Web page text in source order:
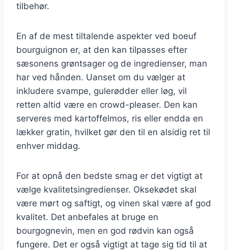
tilbehør.
En af de mest tiltalende aspekter ved boeuf
bourguignon er, at den kan tilpasses efter
sæsonens grøntsager og de ingredienser, man
har ved hånden. Uanset om du vælger at
inkludere svampe, gulerødder eller løg, vil
retten altid være en crowd-pleaser. Den kan
serveres med kartoffelmos, ris eller endda en
lækker gratin, hvilket gør den til en alsidig ret til
enhver middag.
For at opnå den bedste smag er det vigtigt at
vælge kvalitetsingredienser. Oksekødet skal
være mørt og saftigt, og vinen skal være af god
kvalitet. Det anbefales at bruge en
bourgognevin, men en god rødvin kan også
fungere. Det er også vigtigt at tage sig tid til at